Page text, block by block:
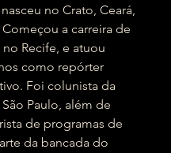
no Crato, Ceará,
Começou a carreira de
Recife, e atuou
como repórter
Foi colunista da
Paulo, além de
de programas de
da bancada do